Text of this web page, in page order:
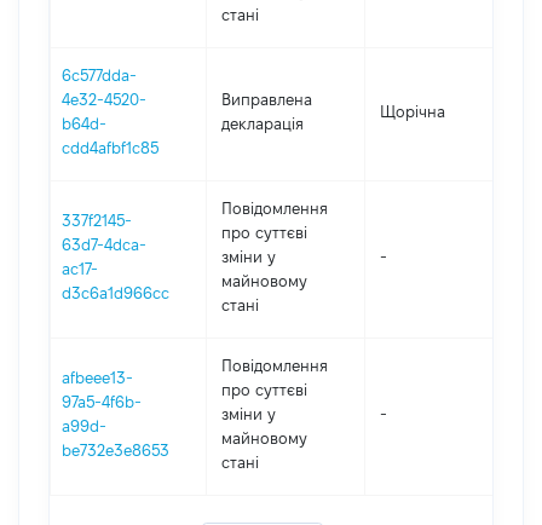
стані
6c577dda-
4e32-4520-
b64d-
cdd4afbf1c85
Виправлена
декларація
Щорічна
337f2145-
63d7-4dca-
ac17-
d3c6a1d966cc
Повідомлення
про суттєві
зміни y
майновому
стані
-
afbeee13-
97a5-4f6b-
a99d-
be732e3e8653
Повідомлення
про суттєві
зміни y
майновому
стані
-